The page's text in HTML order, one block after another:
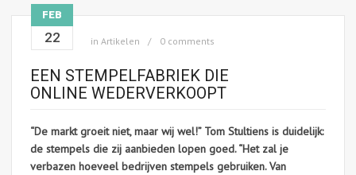
FEB
22 in Artikelen 0 comments
EEN STEMPELFABRIEK DIE
ONLINE WEDERVERKOOPT
“De markt groeit niet, maar wij wel!” Tom Stultiens is duidelijk:
de stempels die zij aanbieden lopen goed. “Het zal je
verbazen hoeveel bedrijven stempels gebruiken. Van